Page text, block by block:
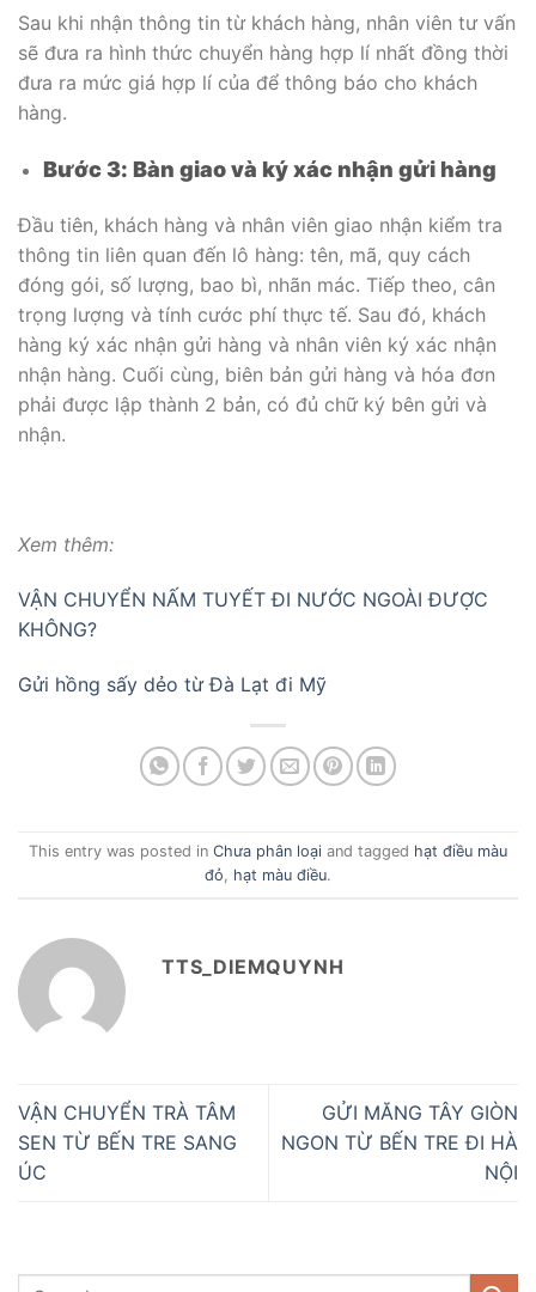
Sau khi nhận thông tin từ khách hàng, nhân viên tư vấn
sẽ đưa ra hình thức chuyển hàng hợp lí nhất đồng thời
đưa ra mức giá hợp lí của để thông báo cho khách
hàng.
Bước 3: Bàn giao và ký xác nhận gửi hàng
Đầu tiên, khách hàng và nhân viên giao nhận kiểm tra
thông tin liên quan đến lô hàng: tên, mã, quy cách
đóng gói, số lượng, bao bì, nhãn mác. Tiếp theo, cân
trọng lượng và tính cước phí thực tế. Sau đó, khách
hàng ký xác nhận gửi hàng và nhân viên ký xác nhận
nhận hàng. Cuối cùng, biên bản gửi hàng và hóa đơn
phải được lập thành 2 bản, có đủ chữ ký bên gửi và
nhận.
Xem thêm:
VẬN CHUYỂN NẤM TUYẾT ĐI NƯỚC NGOÀI ĐƯỢC
KHÔNG?
Gửi hồng sấy dẻo từ Đà Lạt đi Mỹ
This entry was posted in Chưa phân loại and tagged hạt điều màu
đỏ
hạt màu điều.
TTS_DIEMQUYNH
VẬN CHUYỂN TRÀ TÂM
SEN TỪ BẾN TRE SANG
ÚC
GỬI MĂNG TÂY GIÒN
NGON TỪ BẾN TRE ĐI HÀ
NỘI